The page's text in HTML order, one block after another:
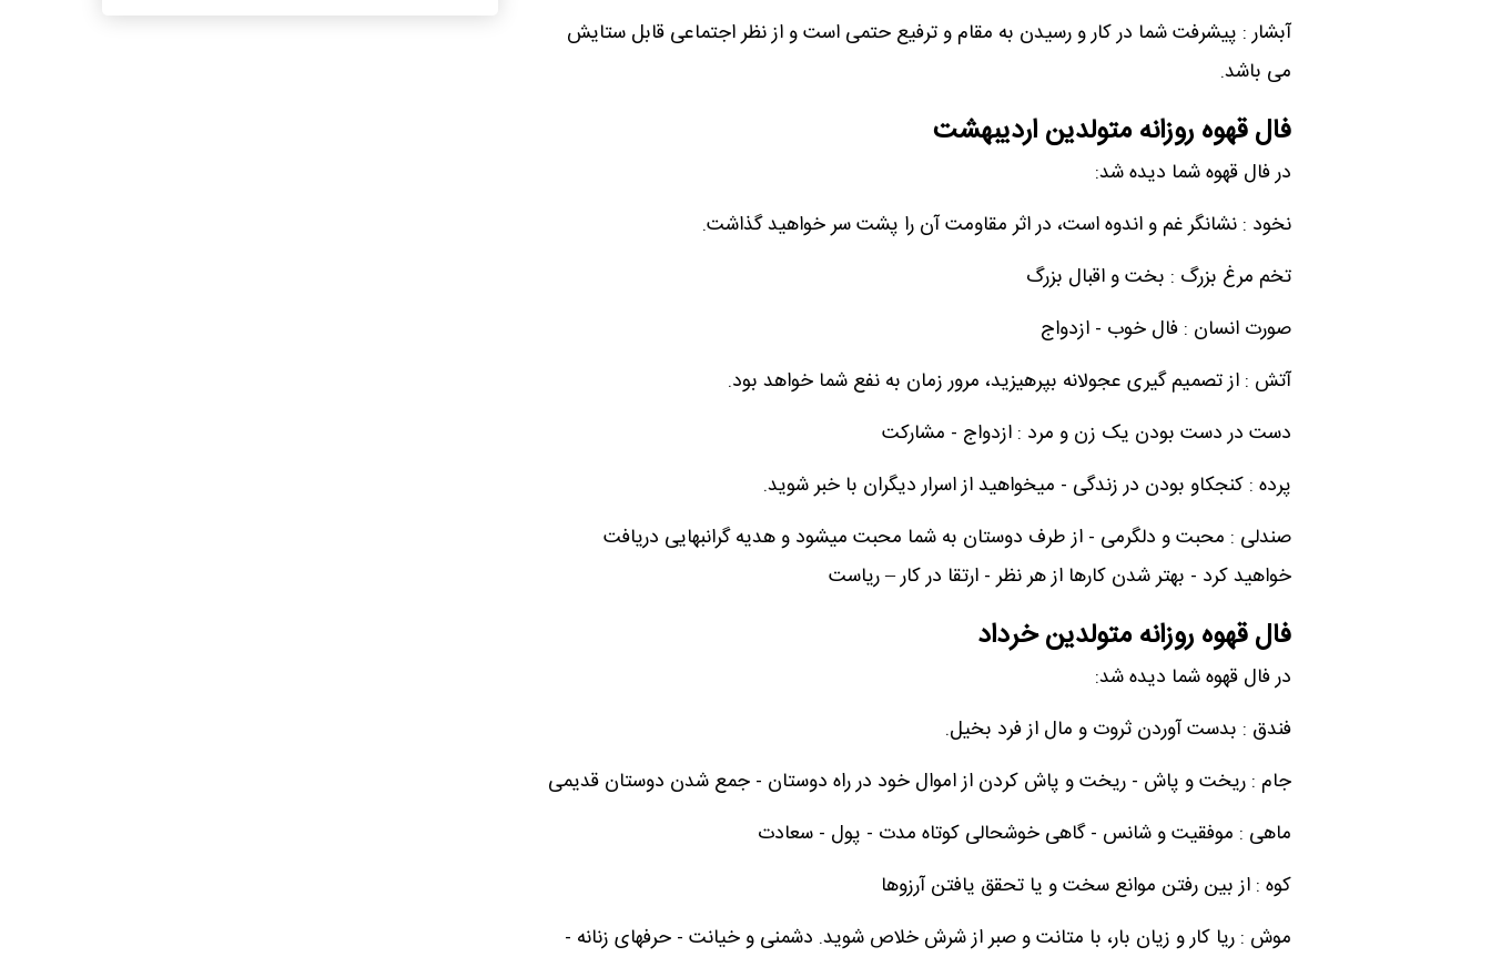
آبشار : پیشرفت شما در کار و رسیدن به مقام و ترفیع حتمی است و از نظر اجتماعی قابل ستایش
می باشد.
فال قهوه روزانه متولدین اردیبهشت
در فال قهوه شما دیده شد:
نخود : نشانگر غم و اندوه است، در اثر مقاومت آن را پشت سر خواهید گذاشت.
تخم مرغ بزرگ : بخت و اقبال بزرگ
صورت انسان : فال خوب - ازدواج
آتش : از تصمیم گیری عجولانه بپرهیزید، مرور زمان به نفع شما خواهد بود.
دست در دست بودن یک زن و مرد : ازدواج - مشارکت
پرده : کنجکاو بودن در زندگی - میخواهید از اسرار دیگران با خبر شوید.
صندلی : محبت و دلگرمی - از طرف دوستان به شما محبت میشود و هدیه گرانبهایی دریافت
خواهید کرد - بهتر شدن کارها از هر نظر - ارتقا در کار – ریاست
فال قهوه روزانه متولدین خرداد
در فال قهوه شما دیده شد:
فندق : بدست آوردن ثروت و مال از فرد بخیل.
جام : ریخت و پاش - ریخت و پاش کردن از اموال خود در راه دوستان - جمع شدن دوستان قدیمی
ماهی : موفقیت و شانس - گاهی خوشحالی کوتاه مدت - پول - سعادت
کوه : از بین رفتن موانع سخت و یا تحقق یافتن آرزوها
موش : ریا کار و زیان بار، با متانت و صبر از شرش خلاص شوید. دشمنی و خیانت - حرفهای زنانه -